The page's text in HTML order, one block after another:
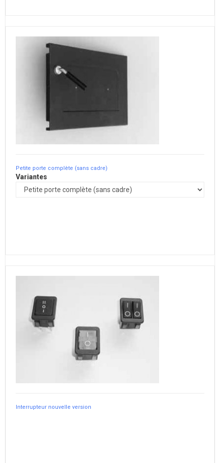
Petite porte complète (sans cadre)
Variantes
Interrupteur nouvelle version